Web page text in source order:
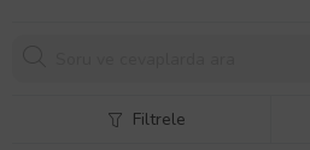
Filtrele